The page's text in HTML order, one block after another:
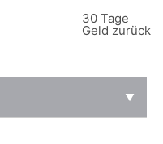
30 Tage
Geld zurück